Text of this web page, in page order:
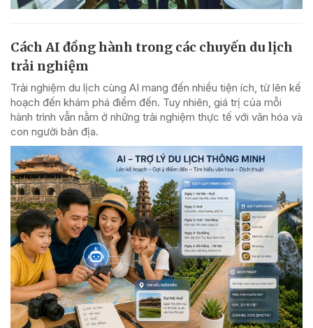
Cách AI đồng hành trong các chuyến du lịch
trải nghiệm
Trải nghiệm du lịch cùng AI mang đến nhiều tiện ích, từ lên kế
hoạch đến khám phá điểm đến. Tuy nhiên, giá trị của mỗi
hành trình vẫn nằm ở những trải nghiệm thực tế với văn hóa và
con người bản địa.